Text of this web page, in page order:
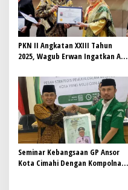
PKN II Angkatan XXIII Tahun
2025, Wagub Erwan Ingatkan ASN
Prinsip 4 Aman
Seminar Kebangsaan GP Ansor
Kota Cimahi Dengan Kompolnas: